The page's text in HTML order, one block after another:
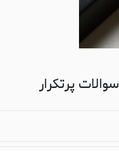
سوالات پرتکرار